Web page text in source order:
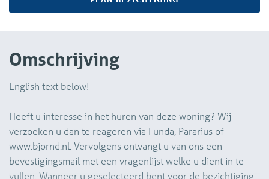
Omschrijving
English text below!
Heeft u interesse in het huren van deze woning? Wij
verzoeken u dan te reageren via Funda, Pararius of
www.bjornd.nl. Vervolgens ontvangt u van ons een
bevestigingsmail met een vragenlijst welke u dient in te
vullen. Wanneer u geselecteerd bent voor de bezichtiging